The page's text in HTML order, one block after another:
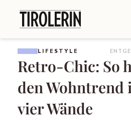
LIFESTYLE
Retro-Chic: So
den Wohntrend
vier Wände